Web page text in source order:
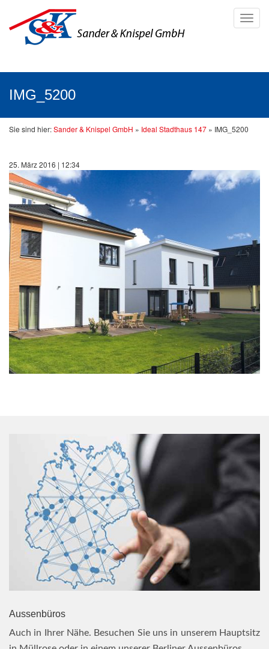
IMG_5200
Sie sind hier:Sander & Knispel GmbH » Ideal Stadthaus 147 » IMG_5200
25. März 2016 | 12:34
Aussenbüros
Auch in Ihrer Nähe. Besuchen Sie uns in unserem Hauptsitz